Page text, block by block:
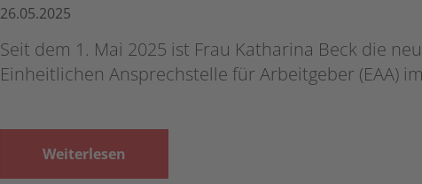
26.05.2025
Seit dem 1. Mai 2025 ist Frau Katharina Beck die
Einheitlichen Ansprechstelle für Arbeitgeber (EAA)
Weiterlesen